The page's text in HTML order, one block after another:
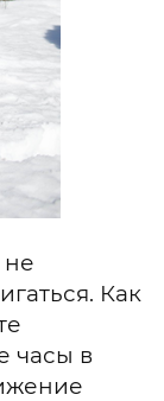
не
Как
часы в